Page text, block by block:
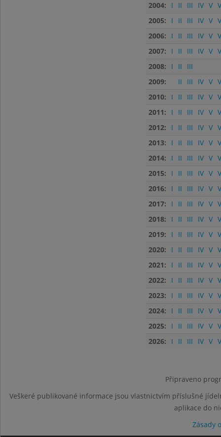
2004:
I II III IV V
2005:
I II III IV V
2006:
I II III IV V
2007:
I II III IV V
2008:
I II
III
2009:
II III IV V
2010:
I II III IV V
2011:
I II III IV V
2012:
I II III IV V
2013:
I II III IV V
2014:
I II III IV V
2015:
I II III IV V
2016:
I II III IV V
2017:
I II III IV V
2018:
I II III IV V
2019:
I II III IV V
2020:
I II III IV V
2021:
I II III IV V
2022:
I II III IV V
2023:
I II III IV V
2024:
I II III IV V
2025:
I II III IV V
2026:
I II III IV V
Připraveno
Veškeré publikované informace jsou vlastnictvím příslušné
aplikace do
Zásady